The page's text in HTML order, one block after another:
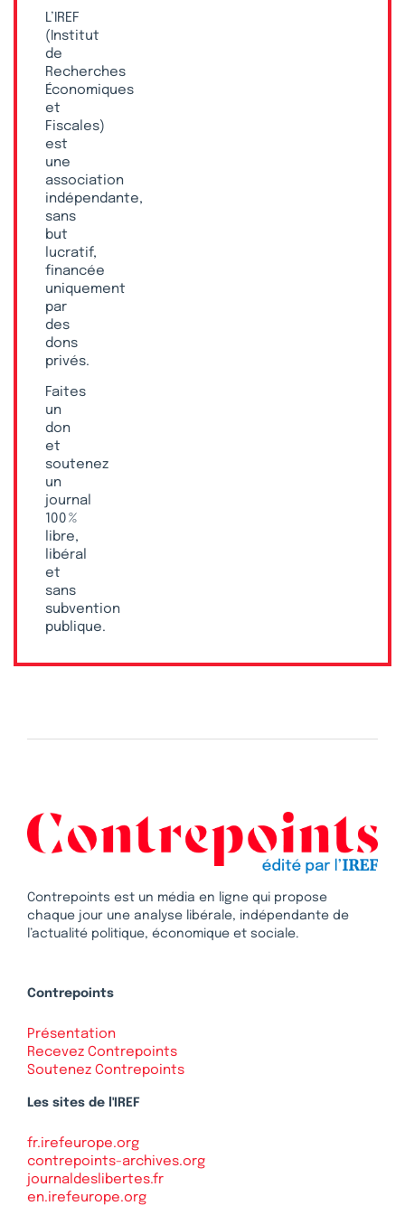
L’IREF
(Institut
de
Recherches
Économiques
et
Fiscales)
est
une
association
indépendante,
sans
but
lucratif,
financée
uniquement
par
des
dons
privés.
Faites
un
don
et
soutenez
un
journal
100 %
libre,
libéral
et
sans
subvention
publique.
Contrepoints est un média en ligne qui propose
chaque jour une analyse libérale, indépendante de
l’actualité politique, économique et sociale.
Contrepoints
Présentation
Recevez Contrepoints
Soutenez Contrepoints
Les sites de l'IREF
fr.irefeurope.org
contrepoints-archives.org
journaldeslibertes.fr
en.irefeurope.org